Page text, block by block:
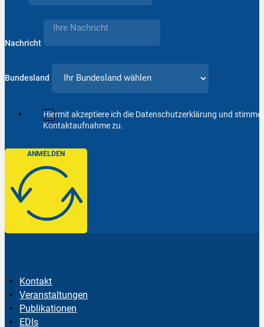
Nachricht
Bundesland
Hiermit akzeptiere ich die Datenschutzerklärung und
Kontaktaufnahme zu.
ANMELDEN
Kontakt
Veranstaltungen
Publikationen
EDIs